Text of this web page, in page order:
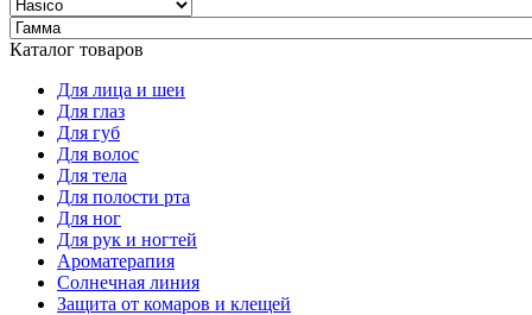
Каталог товаров
Для лица и шеи
Для глаз
Для губ
Для волос
Для тела
Для полости рта
Для ног
Для рук и ногтей
Ароматерапия
Солнечная линия
Защита от комаров и клещей